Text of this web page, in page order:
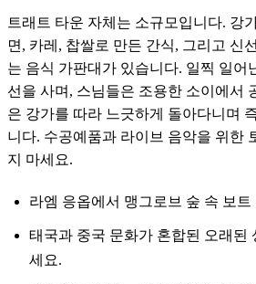
트래트 타운 자체는 소규모입니다. 강
면, 카레, 찹쌀로 만든 간식, 그리고 신
는 음식 가판대가 있습니다. 일찍 일어
선을 사며, 스님들은 조용한 소이에서
은 강가를 따라 느긋하게 돌아다니며
니다. 수공예품과 라이브 음악을 위한
지 마세요.
라엠 응옵에서 맹그로브 숲 속 보
태국과 중국 문화가 혼합된 오래된
세요.